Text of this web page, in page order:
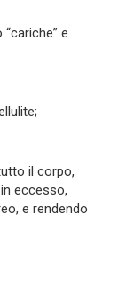
e
il corpo,
eccesso,
e rendendo